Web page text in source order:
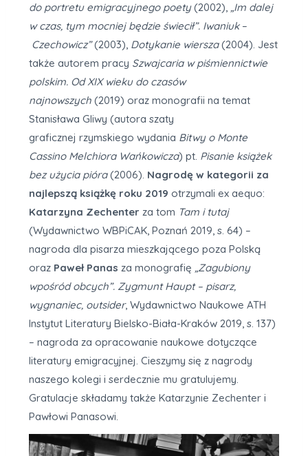
do portretu emigracyjnego poety(2002), „Im dalej
w czas, tym mocniej będzie świecił”. Iwaniuk –
Czechowicz”(2003), Dotykanie wiersza(2004). Jest
także autorem pracy Szwajcaria w piśmiennictwie
polskim. Od XIX wieku do czasów
najnowszych (2019) oraz monografii na temat
Stanisława Gliwy (autora szaty
graficznej rzymskiego wydania Bitwy o Monte
Cassino Melchiora Wańkowicza) pt. Pisanie książek
bez użycia pióra(2006). Nagrodę w kategorii za
najlepszą książkę roku 2019 otrzymali ex aequo:
Katarzyna Zechenter za tom Tam i tutaj
(Wydawnictwo WBPiCAK, Poznań 2019, s. 64) –
nagroda dla pisarza mieszkającego poza Polską
oraz Paweł Panas za monografię „Zagubiony
wpośród obcych”. Zygmunt Haupt – pisarz,
wygnaniec, outsider, Wydawnictwo Naukowe ATH
Instytut Literatury Bielsko-Biała-Kraków 2019, s. 137)
– nagroda za opracowanie naukowe dotyczące
literatury emigracyjnej. Cieszymy się z nagrody
naszego kolegi i serdecznie mu gratulujemy.
Gratulacje składamy także Katarzynie Zechenter i
Pawłowi Panasowi.